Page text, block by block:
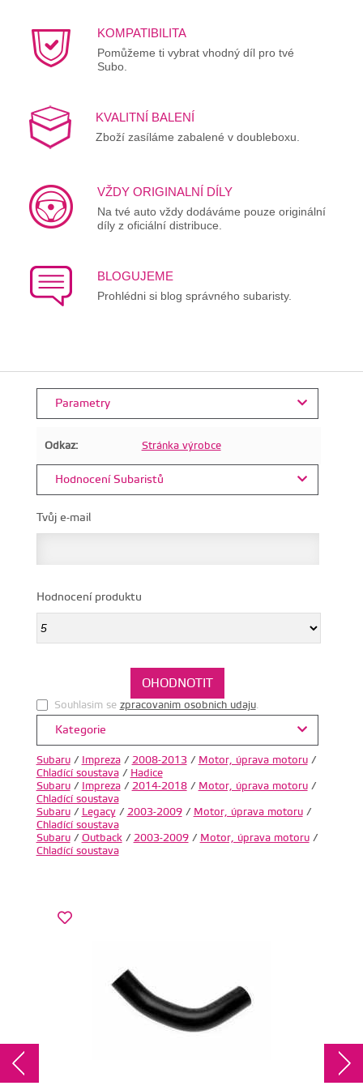
KOMPATIBILITA
Pomůžeme ti vybrat vhodný díl pro tvé
Subo.
KVALITNÍ BALENÍ
Zboží zasíláme zabalené v doubleboxu.
VŽDY ORIGINALNÍ DÍLY
Na tvé auto vždy dodáváme pouze originální
díly z oficiální distribuce.
BLOGUJEME
Prohlédni si blog správného subaristy.
Parametry
Odkaz: Stránka výrobce
Hodnocení Subaristů
Tvůj e-mail
Hodnocení produktu
Souhlasim se zpracovanim osobnich udaju.
Kategorie
Subaru/ Impreza/ 2008-2013/ Motor, úprava motoru/
Chladící soustava/ Hadice
Subaru/ Impreza/ 2014-2018/ Motor, úprava motoru/
Chladící soustava
Subaru/ Legacy/ 2003-2009/ Motor, úprava motoru/
Chladící soustava
Subaru/ Outback/ 2003-2009/ Motor, úprava motoru/
Chladící soustava